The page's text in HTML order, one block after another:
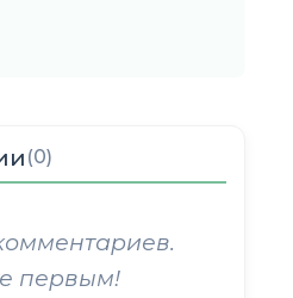
(0)
первым!